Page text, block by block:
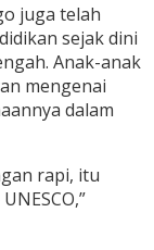
juga telah
sejak dini
Anak-anak
mengenai
dalam
rapi, itu